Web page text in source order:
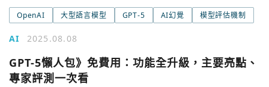
OpenAI 大型語言模型 GPT-5 AI幻覺 模型評估機制
AI 2025.08.08
GPT-5懶人包》免費用：功能全升級，主要亮點、
專家評測一次看
您已閒置5分鐘，請點擊關閉按鈕或空白處，即可回到加密